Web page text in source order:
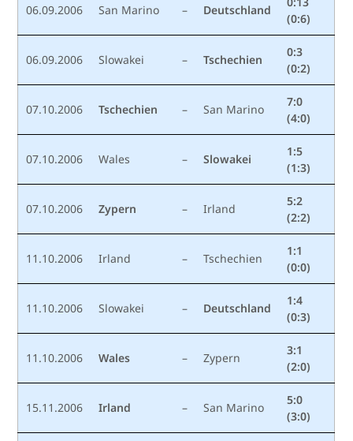
06.09.2006 San Marino – Deutschland
(0:6)
06.09.2006 Slowakei – Tschechien
0:3
(0:2)
07.10.2006 Tschechien – San Marino
7:0
(4:0)
07.10.2006 Wales – Slowakei
1:5
(1:3)
07.10.2006 Zypern – Irland
5:2
(2:2)
11.10.2006 Irland – Tschechien
1:1
(0:0)
11.10.2006 Slowakei – Deutschland
1:4
(0:3)
11.10.2006 Wales – Zypern
3:1
(2:0)
15.11.2006 Irland – San Marino
5:0
(3:0)